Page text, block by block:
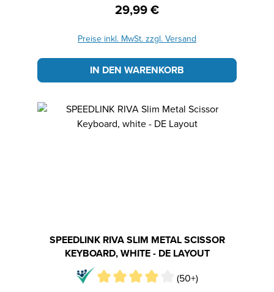
Regulärer Preis:
29,99 €
Preise inkl. MwSt. zzgl. Versand
IN DEN WARENKORB
SPEEDLINK RIVA SLIM METAL SCISSOR
KEYBOARD, WHITE - DE LAYOUT
(50+)